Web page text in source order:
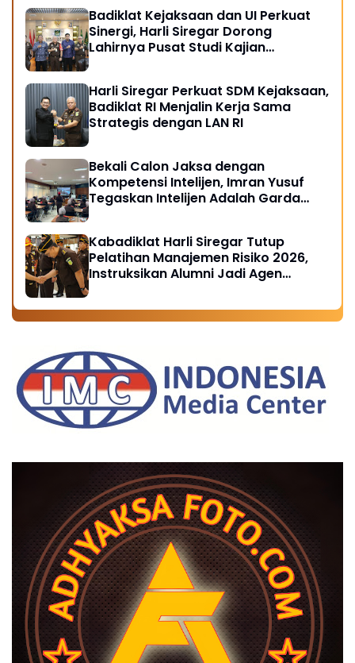
Badiklat Kejaksaan dan UI Perkuat
Sinergi, Harli Siregar Dorong
Lahirnya Pusat Studi Kajian
Harli Siregar Perkuat SDM Kejaksaan,
Badiklat RI Menjalin Kerja Sama
Strategis dengan LAN RI
Bekali Calon Jaksa dengan
Kompetensi Intelijen, Imran Yusuf
Tegaskan Intelijen Adalah Garda
Kabadiklat Harli Siregar Tutup
Pelatihan Manajemen Risiko 2026,
Instruksikan Alumni Jadi Agen